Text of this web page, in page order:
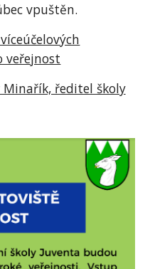
vpuštěn.
veřejnost
Minařík, ředitel školy